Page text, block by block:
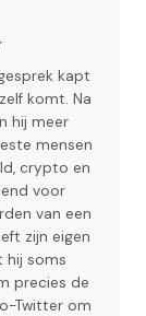
kapt
komt. Na
hij meer
mensen
crypto en
voor
van een
zijn eigen
hij soms
precies de
Twitter om